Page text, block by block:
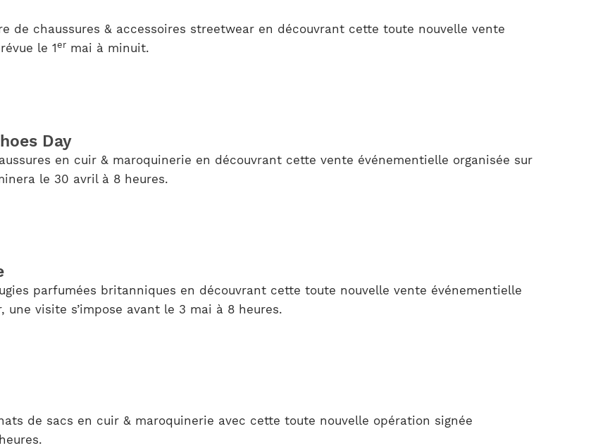
de chaussures & accessoires streetwear en découvrant cette toute nouvelle vente
le 1er mai à minuit.
Day
en cuir & maroquinerie en découvrant cette vente événementielle organisée sur
le 30 avril à 8 heures.
parfumées britanniques en découvrant cette toute nouvelle vente événementielle
une visite s’impose avant le 3 mai à 8 heures.
de sacs en cuir & maroquinerie avec cette toute nouvelle opération signée